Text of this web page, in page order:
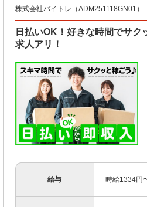
株式会社バイトレ（ADM251118GN01）
日払いOK！好きな時間でサ
求人アリ！
給与 時給1334円